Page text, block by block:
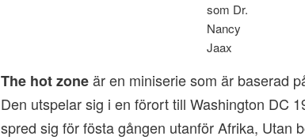
som Dr.
Nancy
Jaax
The hot zoneär en miniserie som är baserad
Den utspelar sig i en förort till Washington DC
spred sig för fösta gången utanför Afrika, Utan